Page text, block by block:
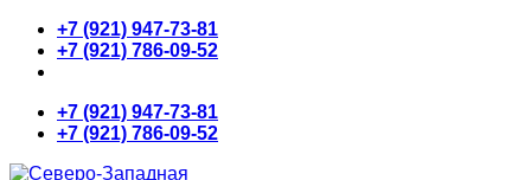
Skip
content
+7 (921) 947-73-81
+7 (921) 786-09-52
+7 (921) 947-73-81
+7 (921) 786-09-52